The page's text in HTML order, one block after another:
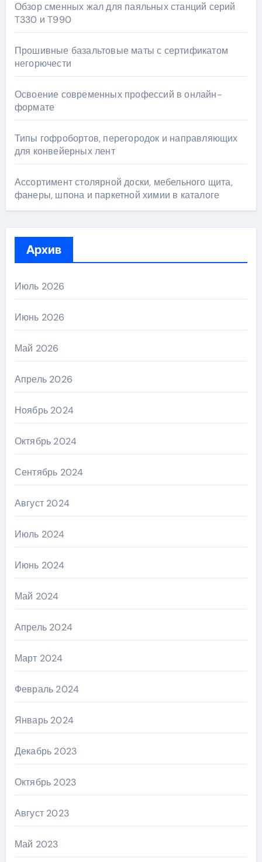
Обзор сменных жал для паяльных станций серий
T330 и T990
Прошивные базальтовые маты с сертификатом
негорючести
Освоение современных профессий в онлайн-
формате
Типы гофробортов, перегородок и направляющих
для конвейерных лент
Ассортимент столярной доски, мебельного щита,
фанеры, шпона и паркетной химии в каталоге
Архив
Июль 2026
Июнь 2026
Май 2026
Апрель 2026
Ноябрь 2024
Октябрь 2024
Сентябрь 2024
Август 2024
Июль 2024
Июнь 2024
Май 2024
Апрель 2024
Март 2024
Февраль 2024
Январь 2024
Декабрь 2023
Октябрь 2023
Август 2023
Май 2023